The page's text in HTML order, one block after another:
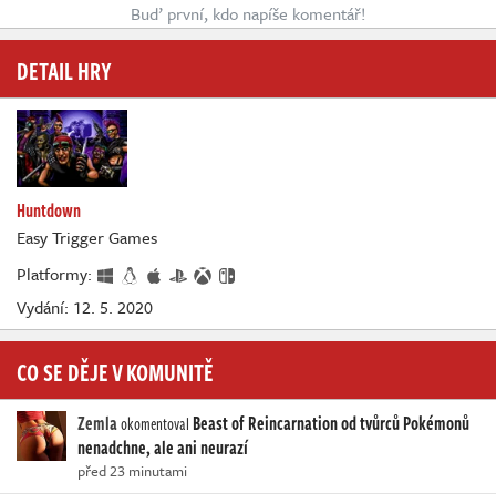
Buď první, kdo napíše komentář!
DETAIL HRY
Huntdown
Easy Trigger Games
Platformy:
Vydání: 12. 5. 2020
CO SE DĚJE V KOMUNITĚ
Zemlaokomentoval Beast of Reincarnation od tvůrců Pokémonů
nenadchne, ale ani neurazí
před 23 minutami